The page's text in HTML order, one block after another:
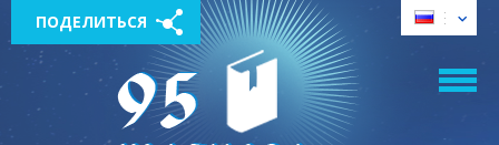
ПОДЕЛИТЬСЯ